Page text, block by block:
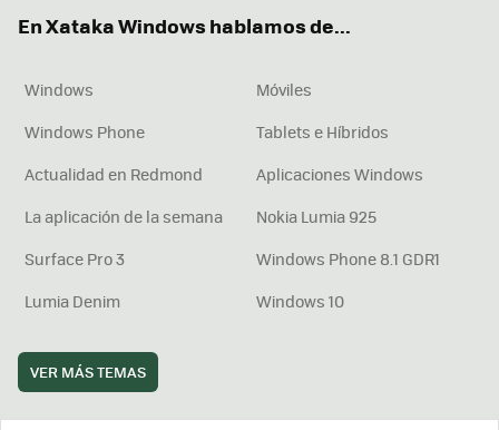
En Xataka Windows hablamos de...
Windows
Móviles
Windows Phone
Tablets e Híbridos
Actualidad en Redmond
Aplicaciones Windows
La aplicación de la semana
Nokia Lumia 925
Surface Pro 3
Windows Phone 8.1 GDR1
Lumia Denim
Windows 10
VER MÁS TEMAS